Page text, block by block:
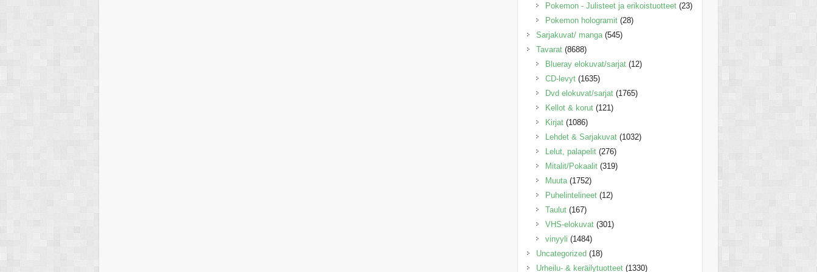
Pokemon - Julisteet ja erikoistuotteet (23)
Pokemon hologramit (28)
Sarjakuvat/ manga (545)
Tavarat (8688)
Blueray elokuvat/sarjat (12)
CD-levyt (1635)
Dvd elokuvat/sarjat (1765)
Kellot & korut (121)
Kirjat (1086)
Lehdet & Sarjakuvat (1032)
Lelut, palapelit (276)
Mitalit/Pokaalit (319)
Muuta (1752)
Puhelintelineet (12)
Taulut (167)
VHS-elokuvat (301)
vinyyli (1484)
Uncategorized (18)
Urheilu- & keräilytuotteet (1330)